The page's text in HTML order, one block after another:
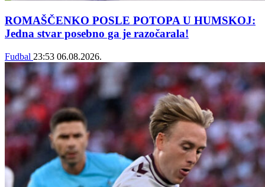
ROMAŠČENKO POSLE POTOPA U HUMSKOJ:
Jedna stvar posebno ga je razočarala!
Fudbal 23:53 06.08.2026.